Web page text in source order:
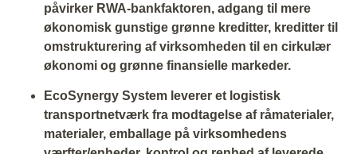
påvirker RWA-bankfaktoren, adgang til mere
økonomisk gunstige grønne kreditter, kreditter til
omstrukturering af virksomheden til en cirkulær
økonomi og grønne finansielle markeder.
EcoSynergy System leverer et logistisk
transportnetværk fra modtagelse af råmaterialer,
materialer, emballage på virksomhedens